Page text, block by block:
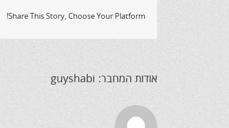
Share This Story, Choose Your Platform!
אודות המחבר: guyshabi